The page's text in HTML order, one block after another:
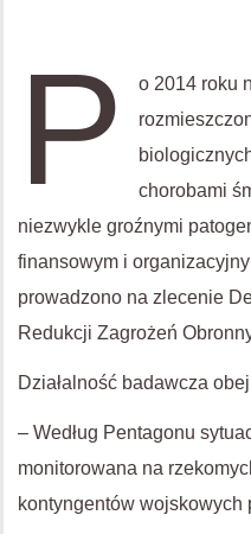
P
o 2014 roku
chorobami
niezwykle groźnymi
finansowym i
prowadzono na zlecenie
Redukcji Zagrożeń
Działalność badawcza
– Według Pentagonu
monitorowana na
kontyngentów wojskowych